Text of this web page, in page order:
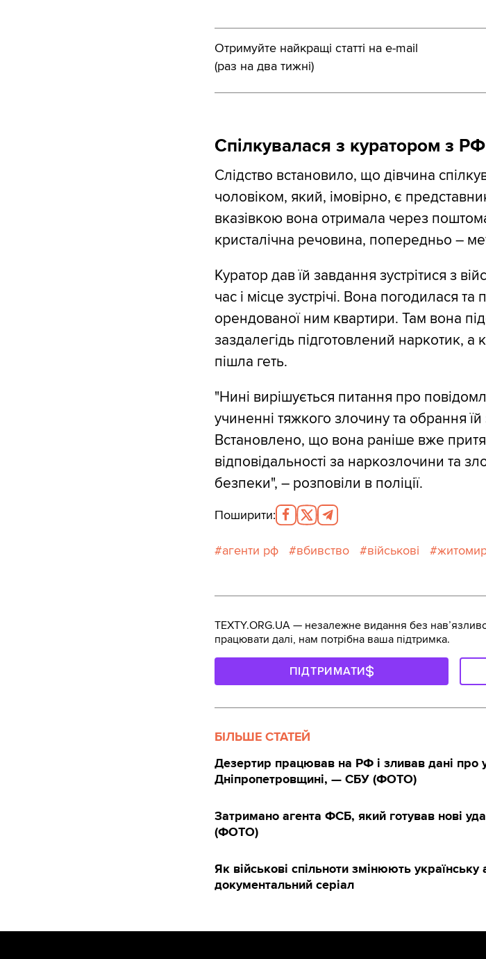
Отримуйте найкращі статті на e-mail
(раз на два тижні)
Спілкувалася з куратором з РФ
Слідство встановило, що дівчина
чоловіком, який, імовірно, є
вказівкою вона отримала через
кристалічна речовина, попередньо –
Куратор дав їй завдання зустрітися з
час і місце зустрічі. Вона погодилася
орендованої ним квартири. Там вона
заздалегідь підготовлений наркотик, а
пішла геть.
"Нині вирішується питання про
учиненні тяжкого злочину та обрання
Встановлено, що вона раніше вже
відповідальності за наркозлочини та
безпеки", – розповіли в поліції.
Поширити:
агенти рф вбивство військові
TEXTY.ORG.UA — незалежне видання без
працювати далі, нам потрібна ваша підтримка.
ПІДТРИМАТИ
БІЛЬШЕ СТАТЕЙ
Дезертир працював на РФ і зливав дані про
Дніпропетровщині, — СБУ (ФОТО)
Затримано агента ФСБ, який готував нові
(ФОТО)
Як військові спільноти змінюють
документальний серіал